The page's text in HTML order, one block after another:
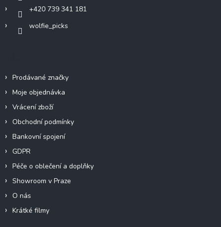
+420 739 341 181
wolfie_picks
Prodávané značky
Moje objednávka
Vrácení zboží
Obchodní podmínky
Bankovní spojení
GDPR
Péče o oblečení a doplňky
Showroom v Praze
O nás
Krátké filmy